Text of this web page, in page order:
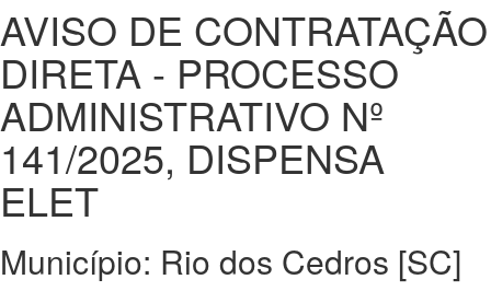
AVISO DE CONTRATAÇÃO
DIRETA - PROCESSO
ADMINISTRATIVO Nº
141/2025, DISPENSA
ELET
Município: Rio dos Cedros [SC]